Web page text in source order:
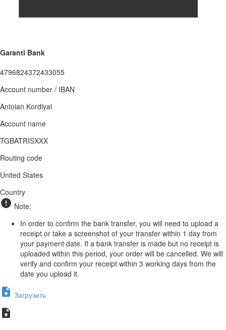
Garanti Bank
4796824372433055
Account number / IBAN
Antoian Kordiyal
Account name
TGBATRISXXX
Routing code
United States
Country
Note:
In order to confirm the bank transfer, you will need to upload a
receipt or take a screenshot of your transfer within 1 day from
your payment date. If a bank transfer is made but no receipt is
uploaded within this period, your order will be cancelled. We will
verify and confirm your receipt within 3 working days from the
date you upload it.
Загрузить